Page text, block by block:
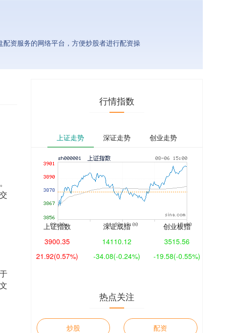
资服务的网络平台，方便炒股者进行配资操
行情指数
上证走势 深证走势 创业走势
上证指数
3900.35
21.92(0.57%)
深证成指
14110.12
-34.08(-0.24%)
创业板指
3515.56
-19.58(-0.55%)
热点关注
炒股 配资